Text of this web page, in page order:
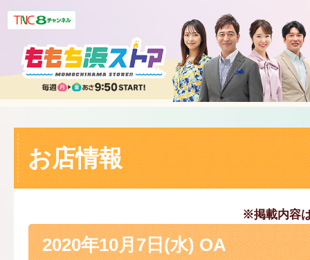
お店情報
※掲載内容
2020年10月7日(水) OA